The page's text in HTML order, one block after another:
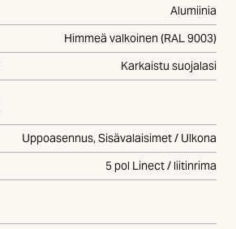
Alumiinia
Himmeä valkoinen (RAL 9003)
Karkaistu suojalasi
Uppoasennus, Sisävalaisimet / Ulkona
5 pol Linect / liitinrima